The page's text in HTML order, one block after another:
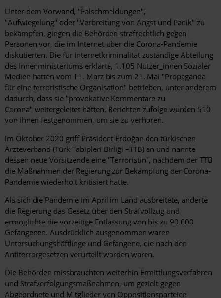
Unter dem Vorwand, "Falschmeldungen",
"Aufwiegelung" oder "Verbreitung von Angst und Panik" zu
bekämpfen, gingen die Behörden strafrechtlich gegen
Personen vor, die im Internet über die Corona-Pandemie
diskutierten. Die für Internetkriminalität zuständige Abteilung
des Innenministeriums erklärte, 1.105 Nutzer_innen Sozialer
Medien hätten vom 11. März bis zum 21. Mai "Propaganda
für eine terroristische Organisation" betrieben, unter anderem
dadurch, dass sie "provokative Kommentare zu
Corona" weitergeleitet hätten. Berichten zufolge wurden 510
von ihnen festgenommen, um sie zu verhören.
Im Oktober 2020 griff Präsident Erdoğan den türkischen
Ärzteverband (Türk Tabipleri Birliği –TTB) an und nannte
dessen neue Vorsitzende eine "Terroristin", nachdem der TTB
die Maßnahmen der Regierung zur Bekämpfung der Corona-
Pandemie wiederholt kritisiert hatte.
Als sich die Pandemie im April im Land ausbreitete, änderte
die Regierung das Gesetz über den Strafvollzug und
ermöglichte die vorzeitige Entlassung von bis zu 90.000
Gefangenen. Ausdrücklich ausgenommen waren
Untersuchungshäftlinge und Gefangene, die nach den
Antiterrorgesetzen verurteilt worden waren.
Die Behörden missbrauchten weiterhin Ermittlungsverfahren
und Strafverfolgungsmaßnahmen, um gezielt gegen
Abgeordnete und Mitglieder von Oppositionsparteien